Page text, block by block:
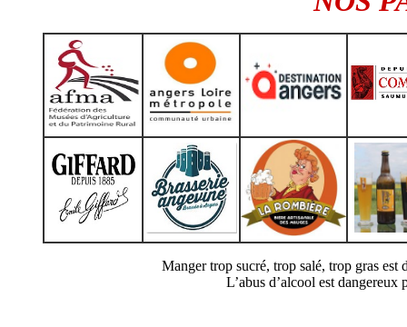
Manger trop sucré, trop salé, trop gras est
L’abus d’alcool est